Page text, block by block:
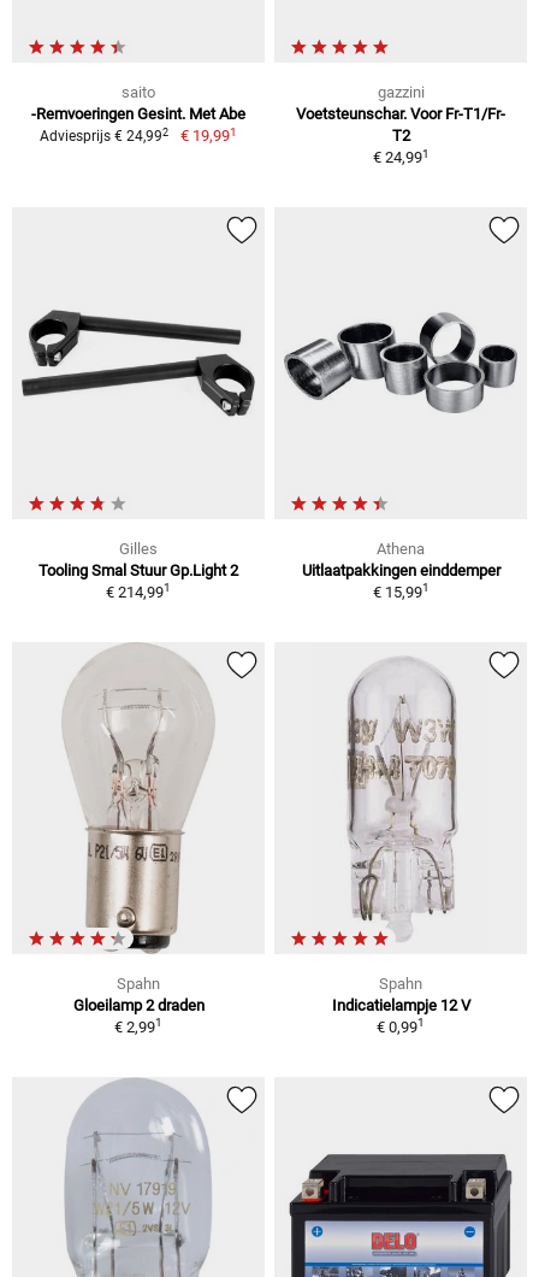
saito
-Remvoeringen Gesint. Met Abe
Adviesprijs € 24,992 € 19,991
gazzini
Voetsteunschar. Voor Fr-T1/Fr-
T2
€ 24,991
Gilles
Tooling Smal Stuur Gp.Light 2
€ 214,991
Athena
Uitlaatpakkingen einddemper
€ 15,991
Spahn
Gloeilamp 2 draden
€ 2,991
Spahn
Indicatielampje 12 V
€ 0,991